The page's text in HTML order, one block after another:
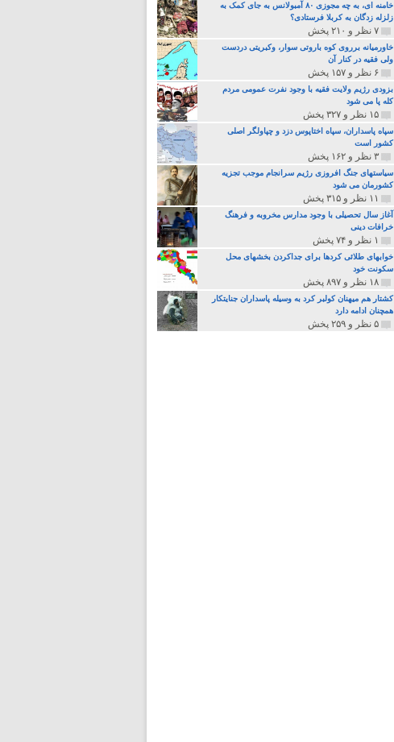
خامنه ای، به چه مجوزی ۸۰ آمبولانس به جای کمک به
زلزله زدگان به کربلا فرستادی؟
۷ نظر و ۲۱۰ پخش
خاورمیانه برروی کوه باروتی سوار، وکبریتی دردست
ولی فقیه در کنار آن
۶ نظر و ۱۵۷ پخش
بزودی رژیم ولایت فقیه با وجود نفرت عمومی مردم
کله پا می شود
۱۵ نظر و ۳۲۷ پخش
سپاه پاسداران، سپاه اختاپوس دزد و چپاولگر اصلی
کشور است
۳ نظر و ۱۶۲ پخش
سیاستهای جنگ افروزی رژیم سرانجام موجب تجزیه
کشورمان می شود
۱۱ نظر و ۳۱۵ پخش
آغاز سال تحصیلی با وجود مدارس مخروبه و فرهنگ
خرافات دینی
۱ نظر و ۷۴ پخش
خوابهای طلائی کردها برای جداکردن بخشهای محل
سکونت خود
۱۸ نظر و ۸۹۷ پخش
کشتار هم میهنان کولبر کرد به وسیله پاسداران جنایتکار
همچنان ادامه دارد
۵ نظر و ۲۵۹ پخش